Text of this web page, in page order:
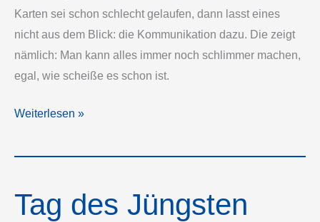
Karten sei schon schlecht gelaufen, dann lasst eines
nicht aus dem Blick: die Kommunikation dazu. Die zeigt
nämlich: Man kann alles immer noch schlimmer machen,
egal, wie scheiße es schon ist.
Karten,
Kommunikationsversager
Weiterlesen »
Tag des Jüngsten